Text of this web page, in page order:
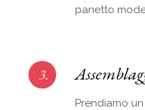
panetto
3.
Prendiamo